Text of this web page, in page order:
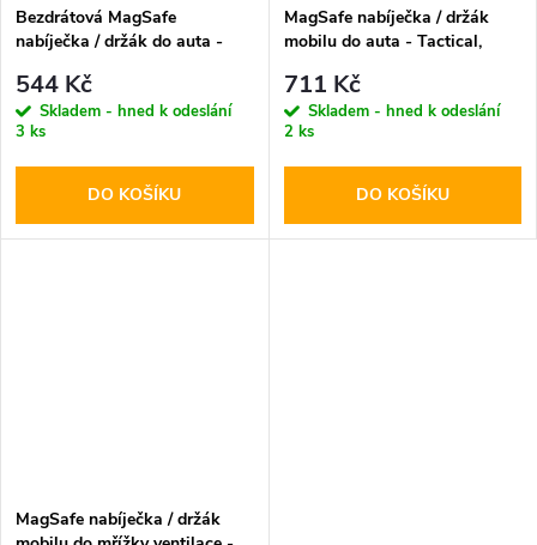
Bezdrátová MagSafe
nabíječka / držák do auta -
Dashboard & Vent
544 Kč
Skladem - hned k odeslání
3 ks
DO KOŠÍKU
MagSafe nabíječka / držák
mobilu do auta - Tactical,
711 Kč
Skladem - hned k odeslání
2 ks
DO KOŠÍKU
MagSafe nabíječka / držák